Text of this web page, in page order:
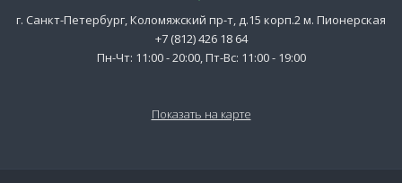
г. Санкт-Петербург, Коломяжский пр-т, д.15 корп.2 м. Пионерская
+7 (812) 426 18 64
Пн-Чт: 11:00 - 20:00, Пт-Вс: 11:00 - 19:00
Показать на карте